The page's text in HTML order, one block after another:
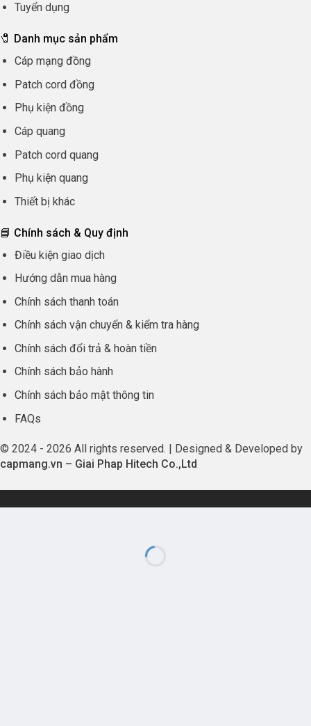
Tuyển dụng
🧷 Danh mục sản phẩm
Cáp mạng đồng
Patch cord đồng
Phụ kiện đồng
Cáp quang
Patch cord quang
Phụ kiện quang
Thiết bị khác
📘 Chính sách & Quy định
Điều kiện giao dịch
Hướng dẫn mua hàng
Chính sách thanh toán
Chính sách vận chuyển & kiểm tra hàng
Chính sách đổi trả & hoàn tiền
Chính sách bảo hành
Chính sách bảo mật thông tin
FAQs
© 2024 - 2026 All rights reserved. | Designed & Developed by
capmang.vn – Giai Phap Hitech Co.,Ltd